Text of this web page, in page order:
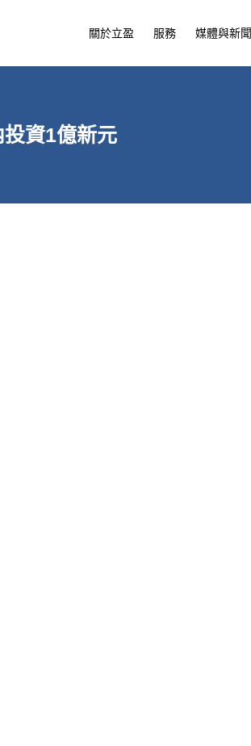
關於立盈 服務 媒體與新聞
資1億新元